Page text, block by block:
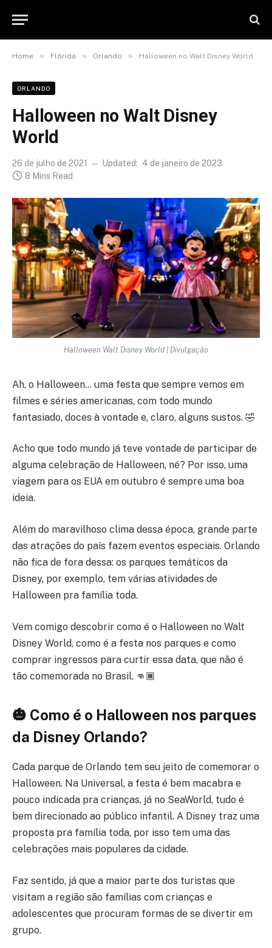
Home » Flórida » Orlando » Halloween no Walt Disney World
ORLANDO
Halloween no Walt Disney
World
26 de julho de 2021 Updated: 4 de janeiro de 2023
8 Mins Read
Halloween Walt Disney World | Divulgação
Ah, o Halloween… uma festa que sempre vemos em
filmes e séries americanas, com todo mundo
fantasiado, doces à vontade e, claro, alguns sustos. 🤣
Acho que todo mundo já teve vontade de participar de
alguma celebração de Halloween, né? Por isso, uma
viagem para os EUA em outubro é sempre uma boa
ideia.
Além do maravilhoso clima dessa época, grande parte
das atrações do país fazem eventos especiais. Orlando
não fica de fora dessa: os parques temáticos da
Disney, por exemplo, tem várias atividades de
Halloween pra família toda.
Vem comigo descobrir como é o Halloween no Walt
Disney World, como é a festa nos parques e como
comprar ingressos para curtir essa data, que não é
tão comemorada no Brasil. 👊🏾
🎃 Como é o Halloween nos parques
da Disney Orlando?
Cada parque de Orlando tem seu jeito de comemorar o
Halloween. Na Universal, a festa é bem macabra e
pouco indicada pra crianças, já no SeaWorld, tudo é
bem direcionado ao público infantil. A Disney traz uma
proposta pra família toda, por isso tem uma das
celebrações mais populares da cidade.
Faz sentido, já que a maior parte dos turistas que
visitam a região são famílias com crianças e
adolescentes que procuram formas de se divertir em
grupo.